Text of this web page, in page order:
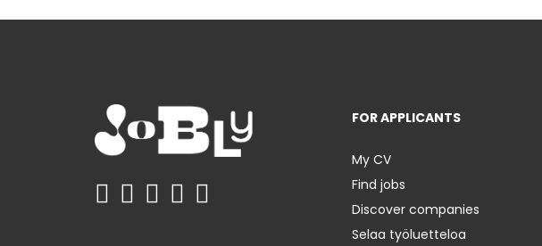
FOR APPLICANTS
My CV
Find jobs
Discover companies
Selaa työluetteloa